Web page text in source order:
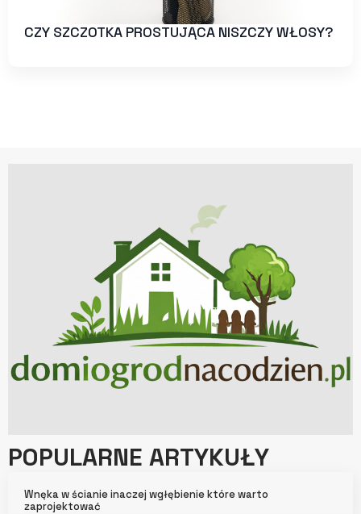
CZY SZCZOTKA PROSTUJĄCA NISZCZY WŁOSY?
POPULARNE ARTYKUŁY
Wnęka w ścianie inaczej wgłębienie które warto
zaprojektować